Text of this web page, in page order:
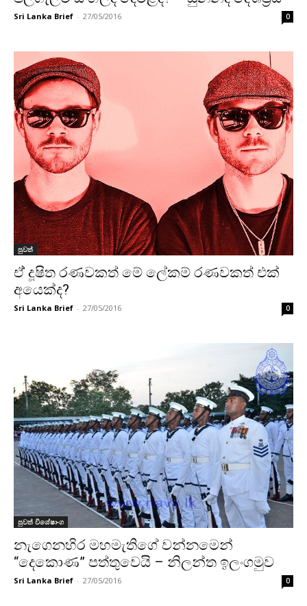
Sri Lanka Brief - 27/05/2016 0
පුවත්
ඒ් දූෂිත රණවකත් මේ ලේකම් රණවකත් එක්
අයෙක්ද?
Sri Lanka Brief - 27/05/2016 0
පුවත් විශේෂාංග
නැගෙනහිර මහමැතිගේ වන්නමෙන්
“දෙකොණ” පත්තුවෙයි – නිලන්ත ඉලංගමුව
Sri Lanka Brief - 27/05/2016 0